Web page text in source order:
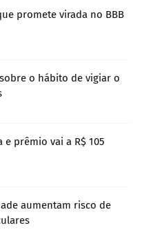
promete virada no BBB
o hábito de vigiar o
e prêmio vai a R$ 105
aumentam risco de